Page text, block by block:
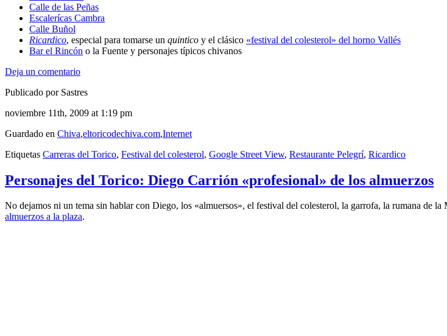
Calle de las Peñas
Escalerícas Cambra
Calle Buñol
Ricardico, especial para tomarse un quintico y el clásico «festival del colesterol» del horno Vallés
Bar el Rincón o la Fuente y personajes típicos chivanos
Deja un comentario
Publicado por Sastres
noviembre 11th, 2009 at 1:19 pm
Guardado en Chiva,eltoricodechiva.com,Internet
Etiquetas Carreras del Torico, Festival del colesterol, Google Street View, Restaurante Pelegrí, Ricardico
Personajes del Torico: Diego Carrión «profesional» de los almuerzos
No dejamos ni un tema sin hablar con Diego, los «almuersos», el festival del colesterol, la garrofa, la rumana de
almuerzos a la plaza.